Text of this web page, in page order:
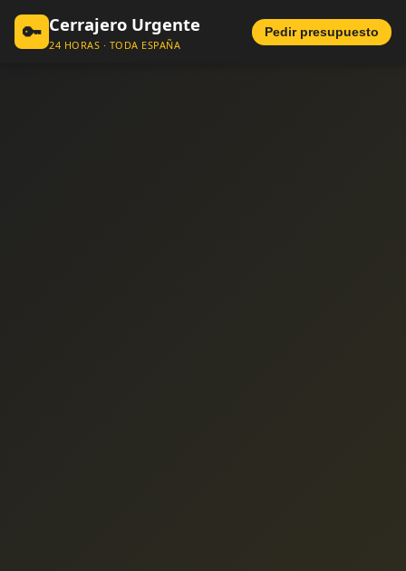
🔑 Cerrajero Urgente
24 HORAS · TODA ESPAÑA
Pedir presupuesto